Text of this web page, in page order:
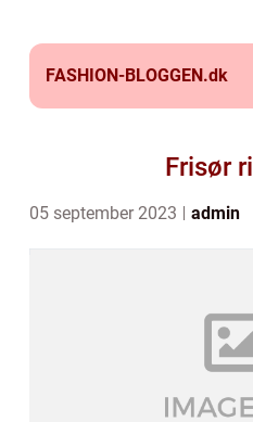
FASHION-BLOGGEN.dk
Frisør
05 september 2023 admin